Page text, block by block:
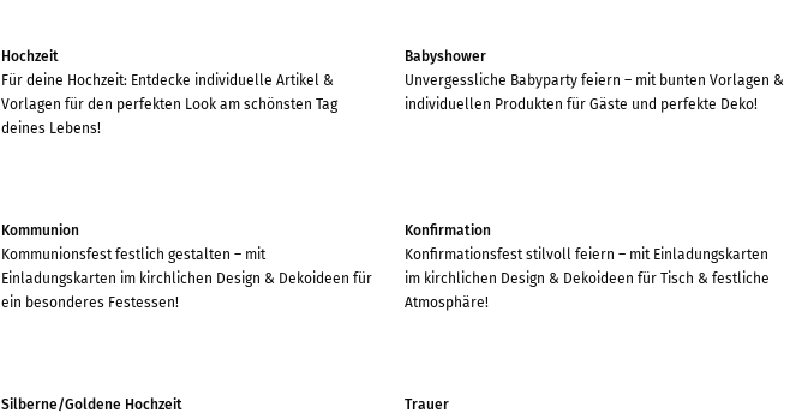
Hochzeit
Für deine Hochzeit: Entdecke individuelle Artikel &
Vorlagen für den perfekten Look am schönsten Tag
deines Lebens!
Babyshower
Unvergessliche Babyparty feiern – mit bunten Vorlagen &
individuellen Produkten für Gäste und perfekte Deko!
Kommunion
Kommunionsfest festlich gestalten – mit
Einladungskarten im kirchlichen Design & Dekoideen für
ein besonderes Festessen!
Konfirmation
Konfirmationsfest stilvoll feiern – mit Einladungskarten
im kirchlichen Design & Dekoideen für Tisch & festliche
Atmosphäre!
Silberne/Goldene Hochzeit
Trauer